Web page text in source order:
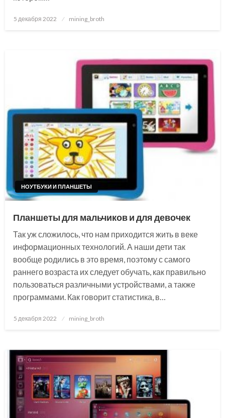
Posted
5 декабря 2022 mining_broth
НОУТБУКИ И ПЛАНШЕТЫ
Планшеты для мальчиков и для девочек
Так уж сложилось, что нам приходится жить в веке
информационных технологий. А наши дети так
вообще родились в это время, поэтому с самого
раннего возраста их следует обучать, как правильно
пользоваться различными устройствами, а также
программами. Как говорит статистика, в…
Posted
5 декабря 2022 mining_broth